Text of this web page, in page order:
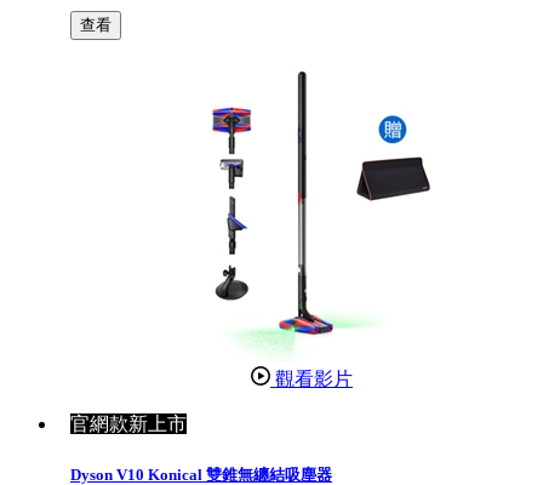
查看
觀看影片
官網款新上市
Dyson V10 Konical 雙錐無纏結吸塵器